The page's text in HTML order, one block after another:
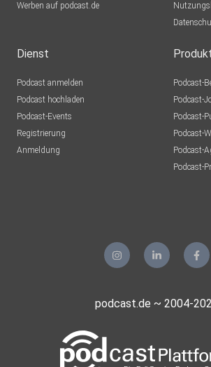
Werben auf podcast.de
Dienst
Podcast anmelden
Podcast hochladen
Podcast-Events
Registrierung
Anmeldung
Podcast-
Podcast-
Podcast-
Podcast-
Podcast-
Podcast-
podcast.de ~ 2004-